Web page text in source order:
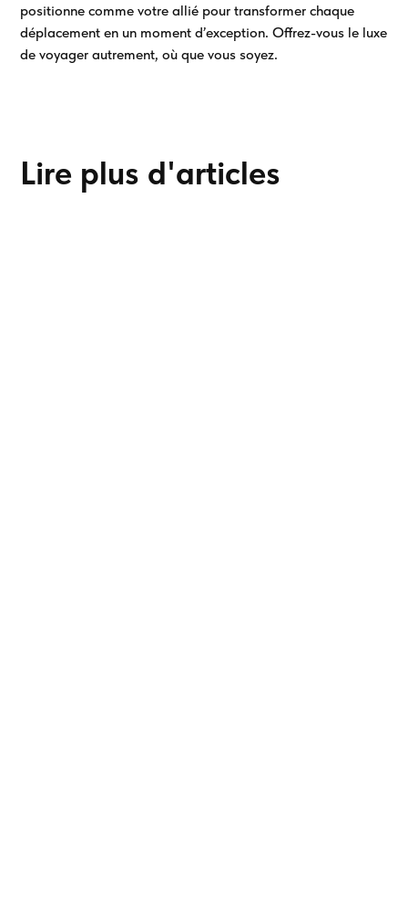
positionne comme votre allié pour transformer chaque
déplacement en un moment d’exception. Offrez-vous le luxe
de voyager autrement, où que vous soyez.
Lire plus d'articles